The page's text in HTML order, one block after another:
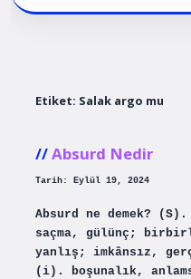
Etiket: Salak argo mu
Absurd Nedir
Tarih: Eylül 19, 2024
Absurd ne demek?
saçma, gülünç;
yanlış; imkânsız,
(i). boşunalık,